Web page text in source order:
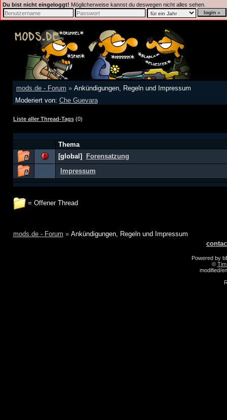
Du bist nicht eingeloggt! Möglicherweise kannst du deswegen nicht alles sehen.
mods.de - Forum » Ankündigungen, Regeln und Impressum
Moderiert von: Che Guevara
Liste aller Thread-Tags(0)
Thema
[global]
Forensatzung
Impressum
= Offener Thread
mods.de - Forum » Ankündigungen, Regeln und Impressum
Powered by
©
modified/